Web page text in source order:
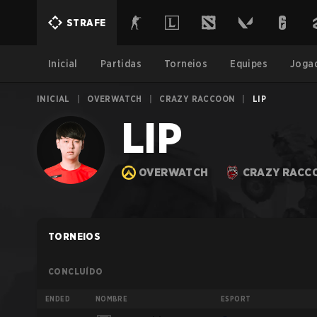
STRAFE
Inicial Partidas Torneios Equipes
INICIAL OVERWATCH CRAZY RACCOON LIP
LIP
OVERWATCH CRAZY
TORNEIOS
CONCLUÍDO
ENDED NOMBRE ESPORT